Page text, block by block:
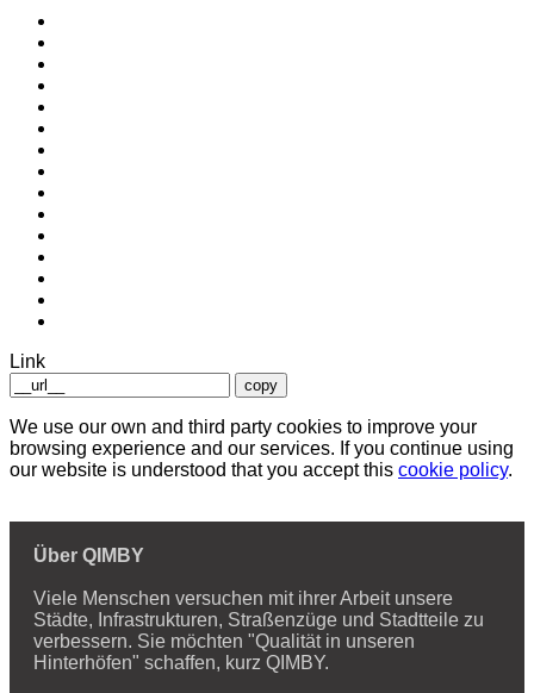
Link
copy
We use our own and third party cookies to improve your
browsing experience and our services. If you continue using
our website is understood that you accept this cookie policy.
Über QIMBY
Viele Menschen versuchen mit ihrer Arbeit unsere
Städte, Infrastrukturen, Straßenzüge und Stadtteile zu
verbessern. Sie möchten "Qualität in unseren
Hinterhöfen" schaffen, kurz QIMBY.